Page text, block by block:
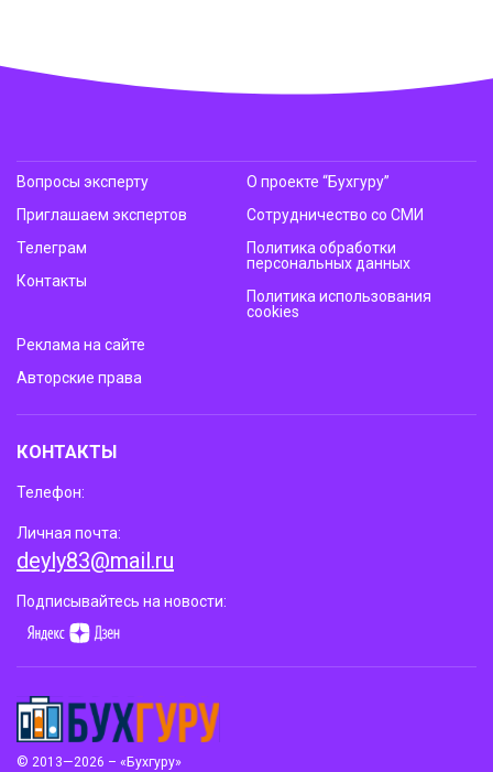
© 2013—2026 – «Бухгуру»
Вопросы эксперту
Приглашаем экспертов
Телеграм
Контакты
О проекте “Бухгуру”
Сотрудничество со СМИ
Политика обработки
персональных данных
Политика использования
cookies
Реклама на сайте
Авторские права
КОНТАКТЫ
Телефон:
Личная почта:
deyly83@mail.ru
Подписывайтесь на новости: